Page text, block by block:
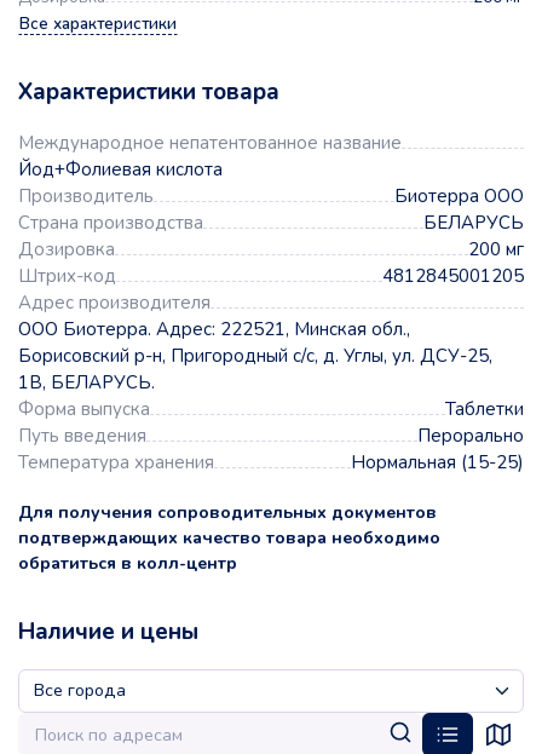
Все характеристики
Характеристики товара
Международное непатентованное название
Йод+Фолиевая кислота
Производитель
Биотерра ООО
Страна производства
БЕЛАРУСЬ
Дозировка
200 мг
Штрих-код
4812845001205
Адрес производителя
ООО Биотерра. Адрес: 222521, Минская обл.,
Борисовский р-н, Пригородный с/с, д. Углы, ул. ДСУ-25,
1В, БЕЛАРУСЬ.
Форма выпуска
Таблетки
Путь введения
Перорально
Температура хранения
Нормальная (15-25)
Для получения сопроводительных документов
подтверждающих качество товара необходимо
обратиться в колл-центр
Наличие и цены